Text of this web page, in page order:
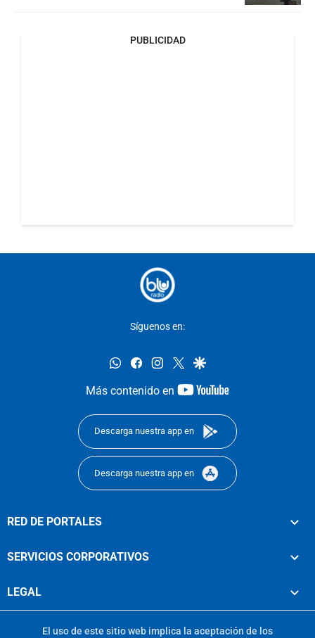
PUBLICIDAD
Síguenos en:
whatsappfacebookinstagram
twittergoogle
Más contenido en
youtube-
Descarga nuestra app en
Descarga nuestra app en
RED DE PORTALES
SERVICIOS CORPORATIVOS
LEGAL
El uso de este sitio web implica la aceptación de los